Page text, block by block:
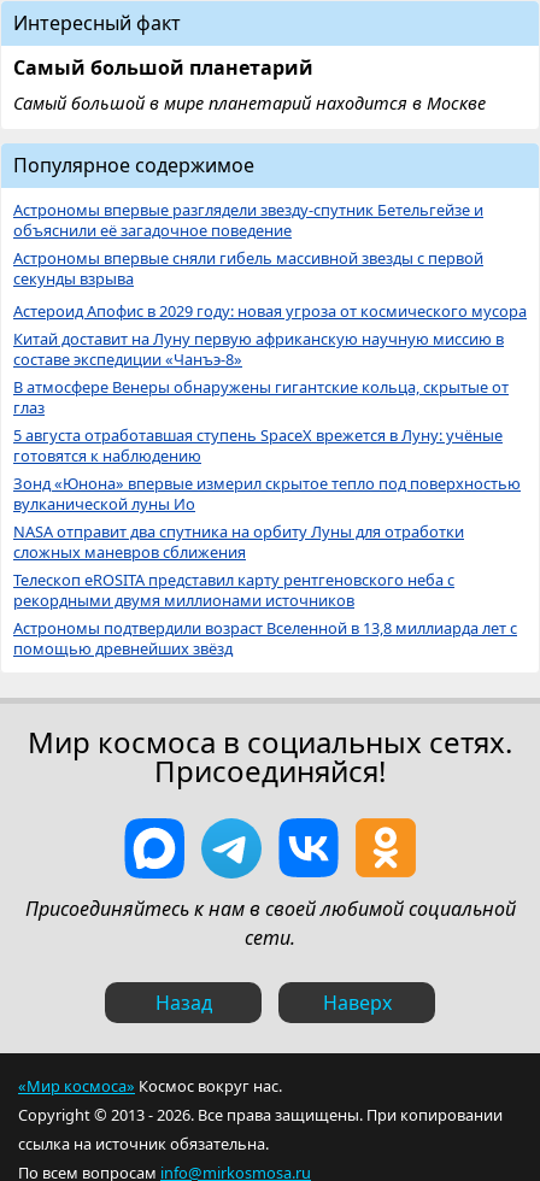
Интересный факт
Самый большой планетарий
Самый большой в мире планетарий находится в Москве
Популярное содержимое
Астрономы впервые разглядели звезду-спутник Бетельгейзе и
объяснили её загадочное поведение
Астрономы впервые сняли гибель массивной звезды с первой
секунды взрыва
Астероид Апофис в 2029 году: новая угроза от космического мусора
Китай доставит на Луну первую африканскую научную миссию в
составе экспедиции «Чанъэ-8»
В атмосфере Венеры обнаружены гигантские кольца, скрытые от
глаз
5 августа отработавшая ступень SpaceX врежется в Луну: учёные
готовятся к наблюдению
Зонд «Юнона» впервые измерил скрытое тепло под поверхностью
вулканической луны Ио
NASA отправит два спутника на орбиту Луны для отработки
сложных маневров сближения
Телескоп eROSITA представил карту рентгеновского неба с
рекордными двумя миллионами источников
Астрономы подтвердили возраст Вселенной в 13,8 миллиарда лет с
помощью древнейших звёзд
Мир космоса в социальных сетях.
Присоединяйся!
Присоединяйтесь к нам в своей любимой социальной
сети.
Назад Наверх
«Мир космоса» Космос вокруг нас.
Copyright © 2013 - 2026. Все права защищены. При копировании
ссылка на источник обязательна.
По всем вопросам info@mirkosmosa.ru